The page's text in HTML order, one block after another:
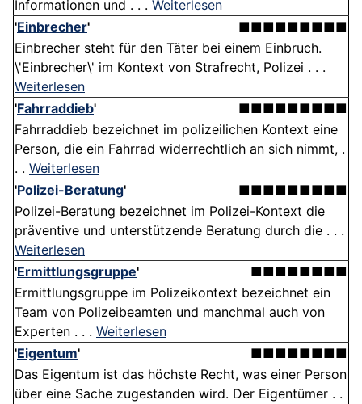
Informationen und . . . Weiterlesen
'Einbrecher'
■■■■■■■■■
Einbrecher steht für den Täter bei einem Einbruch.
\'Einbrecher\' im Kontext von Strafrecht, Polizei . . .
Weiterlesen
'Fahrraddieb'
■■■■■■■■■
Fahrraddieb bezeichnet im polizeilichen Kontext eine
Person, die ein Fahrrad widerrechtlich an sich nimmt, .
. . Weiterlesen
'Polizei-Beratung'
■■■■■■■■■
Polizei-Beratung bezeichnet im Polizei-Kontext die
präventive und unterstützende Beratung durch die . . .
Weiterlesen
'Ermittlungsgruppe'
■■■■■■■■
Ermittlungsgruppe im Polizeikontext bezeichnet ein
Team von Polizeibeamten und manchmal auch von
Experten . . . Weiterlesen
'Eigentum'
■■■■■■■■
Das Eigentum ist das höchste Recht, was einer Person
über eine Sache zugestanden wird. Der Eigentümer . .